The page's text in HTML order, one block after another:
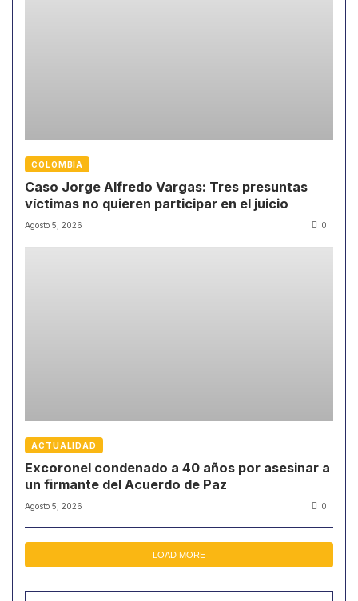
COLOMBIA
Caso Jorge Alfredo Vargas: Tres presuntas
víctimas no quieren participar en el juicio
Agosto 5, 2026 0
ACTUALIDAD
Excoronel condenado a 40 años por asesinar a
un firmante del Acuerdo de Paz
Agosto 5, 2026 0
LOAD MORE